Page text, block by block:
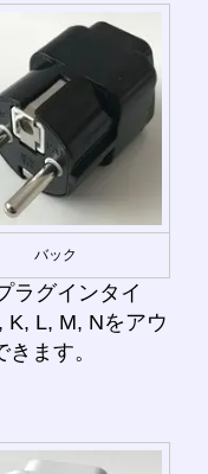
バック
ラグインタイ
K, L, M, Nをアウ
ます。